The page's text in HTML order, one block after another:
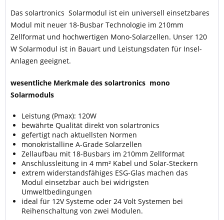
Das solartronics Solarmodul ist ein universell einsetzbares
Modul mit neuer 18-Busbar Technologie im 210mm
Zellformat und hochwertigen Mono-Solarzellen. Unser 120
W Solarmodul ist in Bauart und Leistungsdaten für Insel-
Anlagen geeignet.
wesentliche Merkmale des solartronics mono
Solarmoduls
Leistung (Pmax): 120W
bewährte Qualität direkt von solartronics
gefertigt nach aktuellsten Normen
monokristalline A-Grade Solarzellen
Zellaufbau mit 18-Busbars im 210mm Zellformat
Anschlussleitung in 4 mm² Kabel und Solar-Steckern
extrem widerstandsfähiges ESG-Glas machen das
Modul einsetzbar auch bei widrigsten
Umweltbedingungen
ideal für 12V Systeme oder 24 Volt Systemen bei
Reihenschaltung von zwei Modulen.